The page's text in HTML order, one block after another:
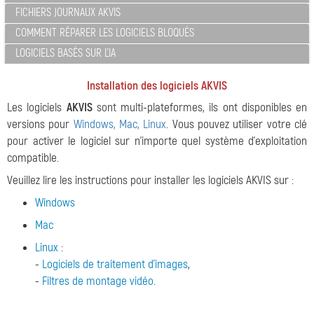
FICHIERS JOURNAUX AKVIS
COMMENT RÉPARER LES LOGICIELS BLOQUÉS
LOGICIELS BASÉS SUR L'IA
Installation des logiciels AKVIS
Les logiciels AKVISsont multi-plateformes, ils ont disponibles en
versions pour Windows, Mac, Linux. Vous pouvez utiliser votre clé
pour activer le logiciel sur n'importe quel système d'exploitation
compatible.
Veuillez lire les instructions pour installer les logiciels AKVIS sur :
Windows
Mac
Linux:
- Logiciels de traitement d'images,
- Filtres de montage vidéo.